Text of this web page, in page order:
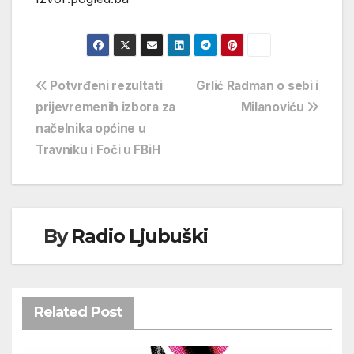
Navigacija
objava
Grlić Radman o sebi i
Milanoviću
Potvrđeni rezultati
prijevremenih izbora za
načelnika općine u
Travniku i Foči u FBiH
ByRadio Ljubuški
Related Post